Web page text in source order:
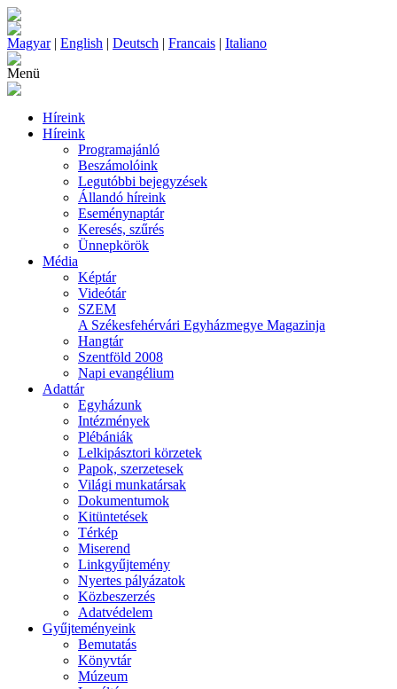
Magyar| English | Deutsch | Francais | Italiano
Menü
Híreink
Híreink
Programajánló
Beszámolóink
Legutóbbi bejegyzések
Állandó híreink
Eseménynaptár
Keresés, szűrés
Ünnepkörök
Média
Képtár
Videótár
SZEM
A Székesfehérvári Egyházmegye Magazinja
Hangtár
Szentföld 2008
Napi evangélium
Adattár
Egyházunk
Intézmények
Plébániák
Lelkipásztori körzetek
Papok, szerzetesek
Világi munkatársak
Dokumentumok
Kitüntetések
Térkép
Miserend
Linkgyűjtemény
Nyertes pályázatok
Közbeszerzés
Adatvédelem
Gyűjteményeink
Bemutatás
Könyvtár
Múzeum